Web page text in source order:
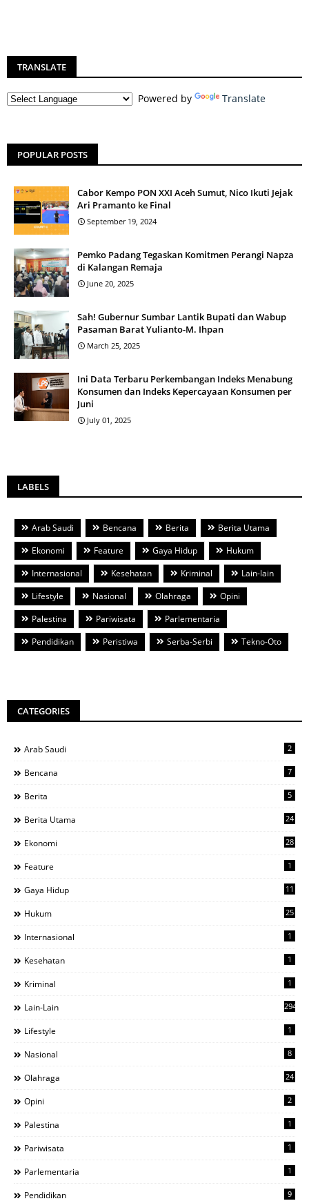
TRANSLATE
Powered by Translate
POPULAR POSTS
Cabor Kempo PON XXI Aceh Sumut, Nico Ikuti Jejak
Ari Pramanto ke Final
September 19, 2024
Pemko Padang Tegaskan Komitmen Perangi Napza
di Kalangan Remaja
June 20, 2025
Sah! Gubernur Sumbar Lantik Bupati dan Wabup
Pasaman Barat Yulianto-M. Ihpan
March 25, 2025
Ini Data Terbaru Perkembangan Indeks Menabung
Konsumen dan Indeks Kepercayaan Konsumen per
Juni
July 01, 2025
LABELS
Arab Saudi Bencana Berita
Berita Utama
Ekonomi
Feature Gaya Hidup
Hukum
Internasional
Kesehatan Kriminal
Lain-lain
Lifestyle
Nasional Olahraga
Opini
Palestina
Pariwisata
Parlementaria
Pendidikan
Peristiwa Serba-Serbi Tekno-Oto
CATEGORIES
Arab Saudi 2
Bencana 7
Berita 5
Berita Utama 24
Ekonomi 28
Feature 1
Gaya Hidup 11
Hukum 25
Internasional 1
Kesehatan 1
Kriminal 1
Lain-Lain 294
Lifestyle 1
Nasional 8
Olahraga 24
Opini 2
Palestina 1
Pariwisata 1
Parlementaria 1
Pendidikan 9